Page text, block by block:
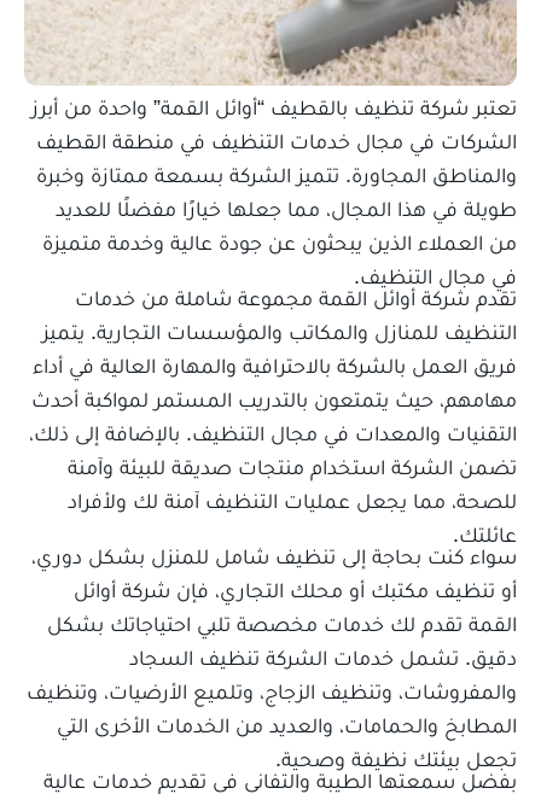
تعتبر شركة تنظيف بالقطيف “أوائل القمة” واحدة من أبرز
الشركات في مجال خدمات التنظيف في منطقة القطيف
والمناطق المجاورة. تتميز الشركة بسمعة ممتازة وخبرة
طويلة في هذا المجال، مما جعلها خيارًا مفضلًا للعديد
من العملاء الذين يبحثون عن جودة عالية وخدمة متميزة
في مجال التنظيف.
تقدم شركة أوائل القمة مجموعة شاملة من خدمات
التنظيف للمنازل والمكاتب والمؤسسات التجارية. يتميز
فريق العمل بالشركة بالاحترافية والمهارة العالية في أداء
مهامهم، حيث يتمتعون بالتدريب المستمر لمواكبة أحدث
التقنيات والمعدات في مجال التنظيف. بالإضافة إلى ذلك،
تضمن الشركة استخدام منتجات صديقة للبيئة وآمنة
للصحة، مما يجعل عمليات التنظيف آمنة لك ولأفراد
عائلتك.
سواء كنت بحاجة إلى تنظيف شامل للمنزل بشكل دوري،
أو تنظيف مكتبك أو محلك التجاري، فإن شركة أوائل
القمة تقدم لك خدمات مخصصة تلبي احتياجاتك بشكل
دقيق. تشمل خدمات الشركة تنظيف السجاد
والمفروشات، وتنظيف الزجاج، وتلميع الأرضيات، وتنظيف
المطابخ والحمامات، والعديد من الخدمات الأخرى التي
تجعل بيئتك نظيفة وصحية.
بفضل سمعتها الطيبة والتفاني في تقديم خدمات عالية